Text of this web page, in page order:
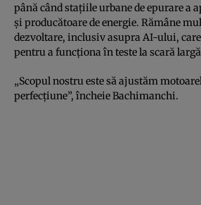
până când stațiile urbane de epurare a
și producătoare de energie. Rămâne
dezvoltare, inclusiv asupra AI-ului,
pentru a funcționa în teste la scară
„Scopul nostru este să ajustăm
perfecțiune”, încheie Bachimanchi.